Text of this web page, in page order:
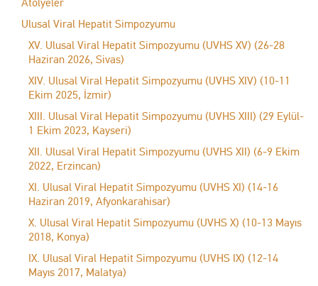
Atölyeler
Ulusal Viral Hepatit Simpozyumu
XV. Ulusal Viral Hepatit Simpozyumu (UVHS XV) (26-28
Haziran 2026, Sivas)
XIV. Ulusal Viral Hepatit Simpozyumu (UVHS XIV) (10-11
Ekim 2025, İzmir)
XIII. Ulusal Viral Hepatit Simpozyumu (UVHS XIII) (29 Eylül-
1 Ekim 2023, Kayseri)
XII. Ulusal Viral Hepatit Simpozyumu (UVHS XII) (6-9 Ekim
2022, Erzincan)
XI. Ulusal Viral Hepatit Simpozyumu (UVHS XI) (14-16
Haziran 2019, Afyonkarahisar)
X. Ulusal Viral Hepatit Simpozyumu (UVHS X) (10-13 Mayıs
2018, Konya)
IX. Ulusal Viral Hepatit Simpozyumu (UVHS IX) (12-14
Mayıs 2017, Malatya)